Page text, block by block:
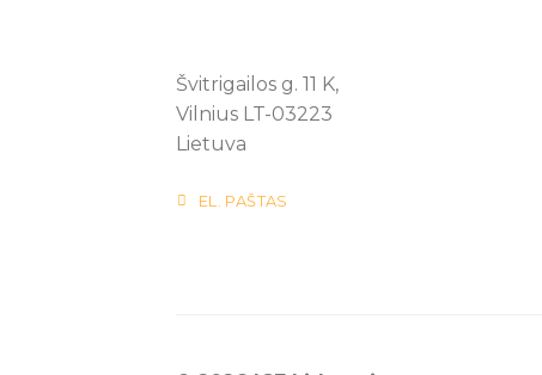
Švitrigailos g. 11 K,
Vilnius LT-03223
Lietuva
EL. PAŠTAS